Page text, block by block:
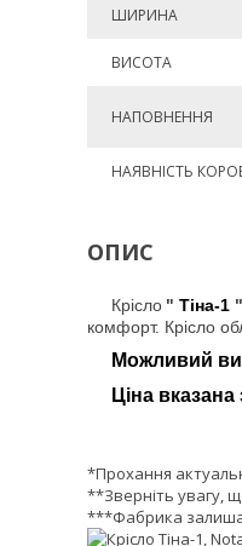
ШИРИНА
ВИСОТА
НАПОВНЕННЯ
НАЯВНІСТЬ
ОПИС
Крісло " Тіна-1"
комфорт. Крісло
Можливий
Ціна вказана
*Прохання
**Зверніть увагу,
***Фабрика